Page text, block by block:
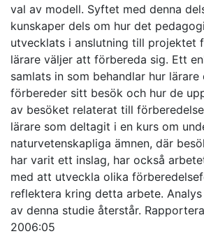
val av modell. Syftet med denna
kunskaper dels om hur det
utvecklats i anslutning till projektet
lärare väljer att förbereda sig. Ett
samlats in som behandlar hur lärare
förbereder sitt besök och hur de
av besöket relaterat till
lärare som deltagit i en kurs om
naturvetenskapliga ämnen, där
har varit ett inslag, har också
med att utveckla olika
reflektera kring detta arbete.
av denna studie återstår.
2006:05